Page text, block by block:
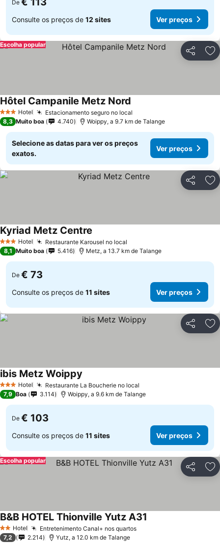
De
Consulte os preços de 12 sites Ver preços
Partilhar
Escolha popular
3 EstrelasHotel Estacionamento seguro no local
Hôtel Campanile Metz Nord
8,3 Muito boa 4.740 Woippy, a 9.7 km de Talange
Selecione as datas para ver os preços
exatos.
Ver preços
Partilhar
3 EstrelasHotel Restaurante Karousel no local
Kyriad Metz Centre
8,1 Muito boa 5.416 Metz, a 13.7 km de Talange
De € 73
Consulte os preços de 11 sites Ver preços
Partilhar
3 EstrelasHotel Restaurante La Boucherie no local
ibis Metz Woippy
7,9 Boa 3.114 Woippy, a 9.6 km de Talange
De € 103
Consulte os preços de 11 sites Ver preços
Partilhar
Escolha popular
2 Estrelas
Hotel Entretenimento Canal+ nos quartosVer preços
B&B HOTEL Thionville Yutz A31
7,2 2.214 Yutz, a 12.0 km de Talange